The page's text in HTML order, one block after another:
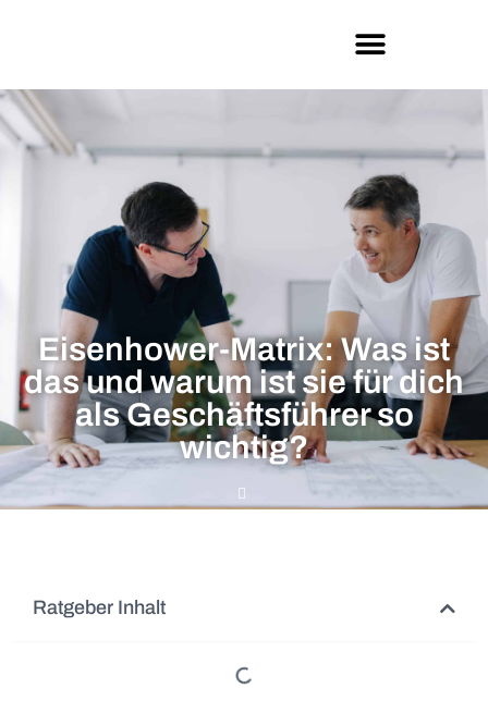
Eisenhower-Matrix: Was ist
das und warum ist sie für dich
als Geschäftsführer so
wichtig?
Ratgeber Inhalt